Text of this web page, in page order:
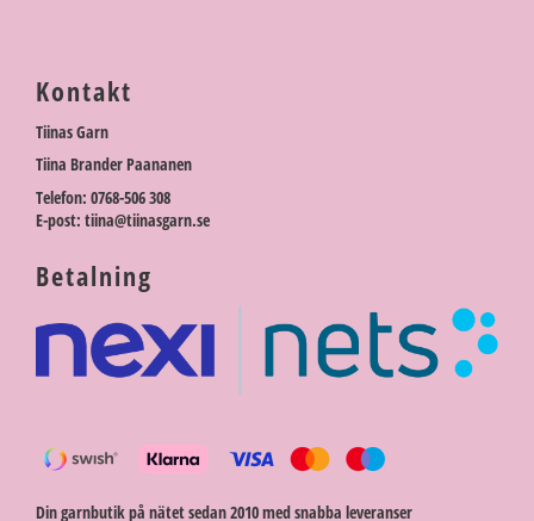
Kontakt
Tiinas Garn
Tiina Brander Paananen
Telefon: 0768-506 308
E-post: tiina@tiinasgarn.se
Betalning
Din garnbutik på nätet sedan 2010 med snabba leveranser